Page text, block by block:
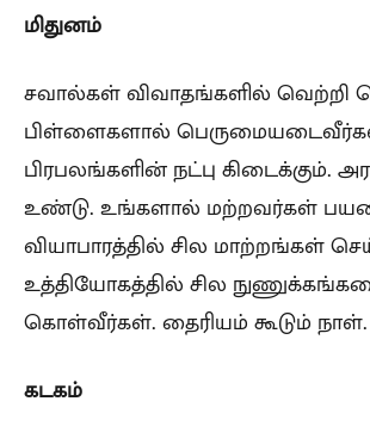
மிதுனம்
சவால்கள் விவாதங்களில் வெற்றி
பிள்ளைகளால்
பிரபலங்களின் நட்பு கிடைக்கும்.
உண்டு. உங்களால் மற்றவர்கள்
வியாபாரத்தில் சில மாற்றங்கள்
உத்தியோகத்தில் சில
கொள்வீர்கள். தைரியம் கூடும் நாள்.
கடகம்